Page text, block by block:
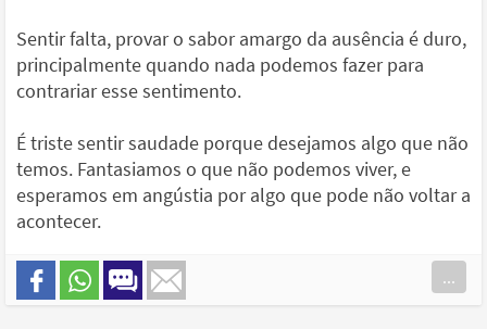
Sentir falta, provar o sabor amargo da ausência é duro,
principalmente quando nada podemos fazer para
contrariar esse sentimento.
É triste sentir saudade porque desejamos algo que não
temos. Fantasiamos o que não podemos viver, e
esperamos em angústia por algo que pode não voltar a
acontecer.
...